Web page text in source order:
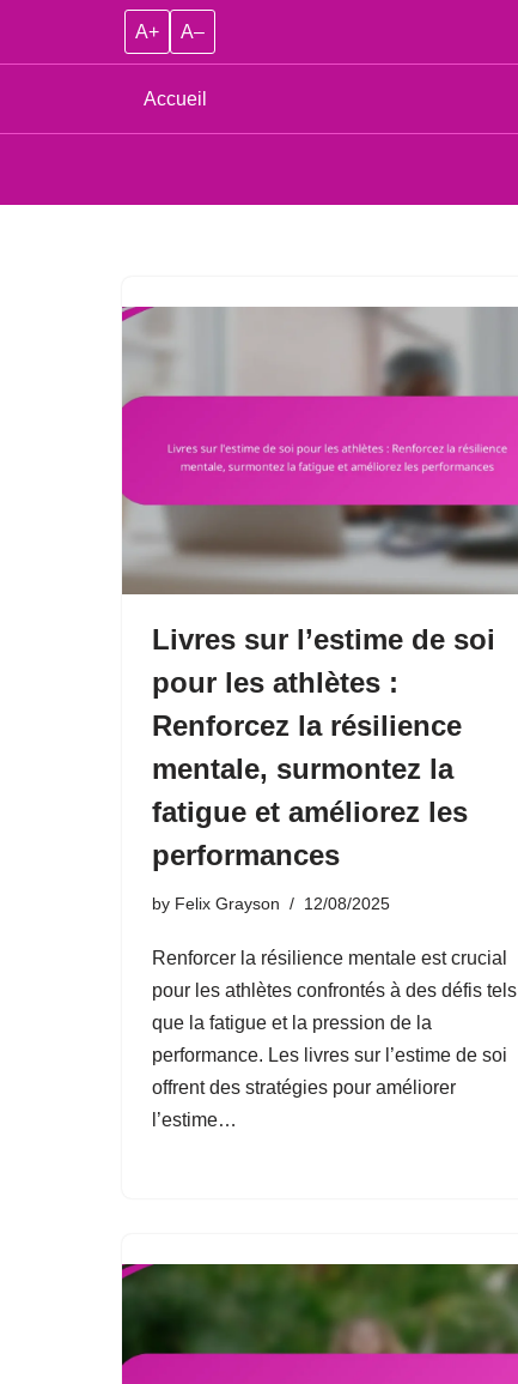
A+ A–
Accueil
Livres sur l’estime de soi
pour les athlètes :
Renforcez la résilience
mentale, surmontez la
fatigue et améliorez les
performances
by Felix Grayson 12/08/2025
Renforcer la résilience mentale est crucial
pour les athlètes confrontés à des défis tels
que la fatigue et la pression de la
performance. Les livres sur l’estime de soi
offrent des stratégies pour améliorer
l’estime…